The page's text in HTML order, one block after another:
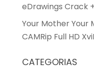
eDrawings Crack
Your Mother Your
CAMRip Full HD
CATEGORIAS